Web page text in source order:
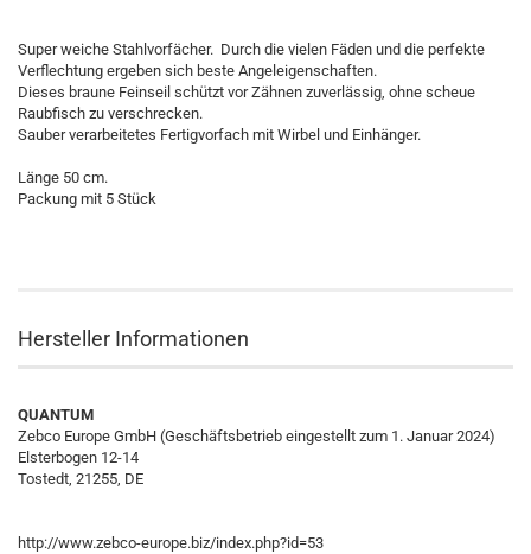
Super weiche Stahlvorfächer. Durch die vielen Fäden und die perfekte
Verflechtung ergeben sich beste Angeleigenschaften.
Dieses braune Feinseil schützt vor Zähnen zuverlässig, ohne scheue
Raubfisch zu verschrecken.
Sauber verarbeitetes Fertigvorfach mit Wirbel und Einhänger.
Länge 50 cm.
Packung mit 5 Stück
Hersteller Informationen
QUANTUM
Zebco Europe GmbH (Geschäftsbetrieb eingestellt zum 1. Januar 2024)
Elsterbogen 12-14
Tostedt, 21255, DE
http://www.zebco-europe.biz/index.php?id=53